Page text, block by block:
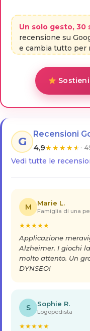
Un solo gesto, 30
recensione su
e cambia tutto per
G
Recensioni
4,9★★★★★ ·
Vedi tutte le
M Marie L.
Famiglia di una
★★★★★
Applicazione
Alzheimer. I giochi
molto attento. Un
DYNSEO!
S Sophie R.
Logopedista
★★★★★